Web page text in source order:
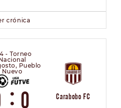
crónica
- Torneo
Pueblo
Nuevo
: 0 Carabobo FC